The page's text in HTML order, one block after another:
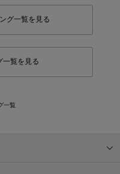
グ一覧を見る
一覧を見る
一覧